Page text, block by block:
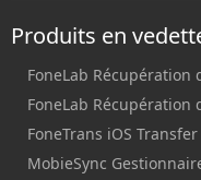
Produits en
FoneLab Récupération
FoneLab Récupération
FoneTrans iOS Transfer
MobieSync